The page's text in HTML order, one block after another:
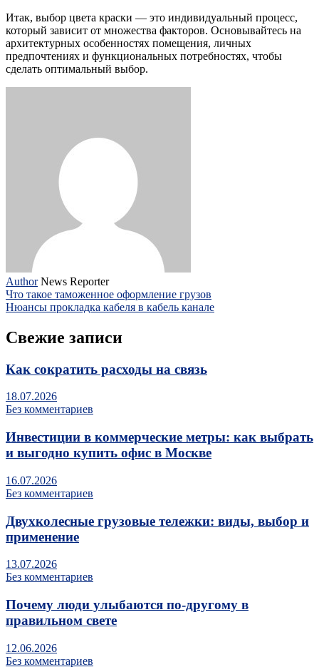
Итак, выбор цвета краски — это индивидуальный процесс,
который зависит от множества факторов. Основывайтесь на
архитектурных особенностях помещения, личных
предпочтениях и функциональных потребностях, чтобы
сделать оптимальный выбор.
Author News Reporter
Что такое таможенное оформление грузов
Нюансы прокладка кабеля в кабель канале
Свежие записи
Как сократить расходы на связь
18.07.2026
Без комментариев
Инвестиции в коммерческие метры: как выбрать
и выгодно купить офис в Москве
16.07.2026
Без комментариев
Двухколесные грузовые тележки: виды, выбор и
применение
13.07.2026
Без комментариев
Почему люди улыбаются по‑другому в
правильном свете
12.06.2026
Без комментариев